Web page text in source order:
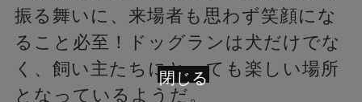
振る舞いに、来場者も思わず笑顔にな
ること必至！ドッグランは犬だけでな
く、飼い主たちにとっても楽しい場所
となっているようだ。
閉じる